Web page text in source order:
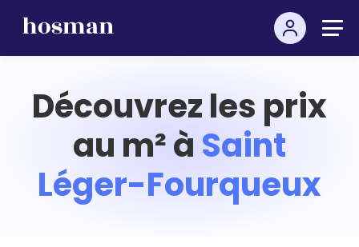
Découvrez les prix
au m² à Saint
Léger-Fourqueux